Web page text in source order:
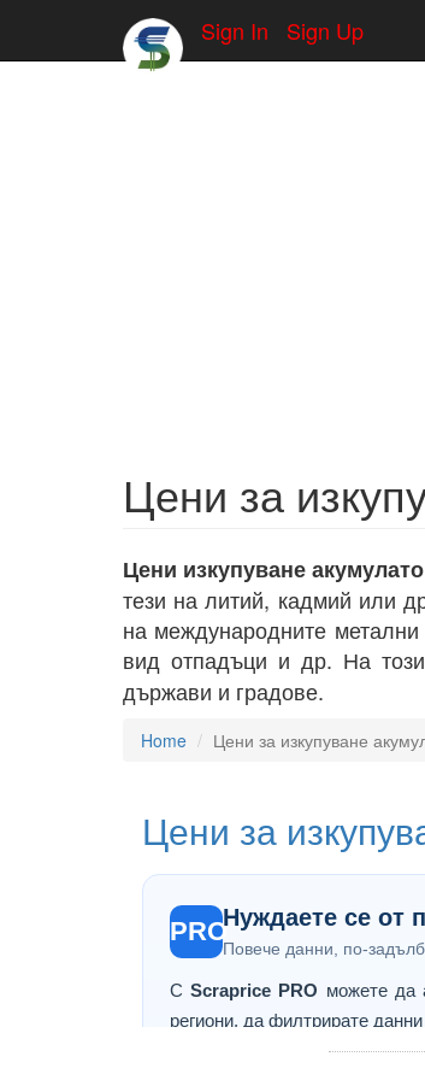
Sign In Sign Up
Цени за
Цени изкупуване
тези на литий, кадмий или
на международните
вид отпадъци и др. На
държави и градове.
Home Цени за изкупуване
Цени за
PROНуждаете се от
Повече данни, по-
СScraprice PRO можете да
региони, да филтрирате